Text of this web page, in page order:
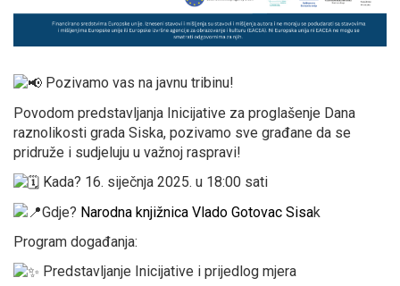
Pozivamo vas na javnu tribinu!
Povodom predstavljanja Inicijative za proglašenje Dana
raznolikosti grada Siska, pozivamo sve građane da se
pridruže i sudjeluju u važnoj raspravi!
Kada? 16. siječnja 2025. u 18:00 sati
Gdje? Narodna knjižnica Vlado Gotovac Sisak
Program događanja:
Predstavljanje Inicijative i prijedlog mjera